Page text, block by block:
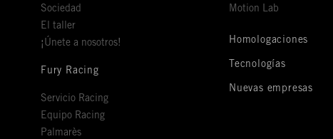
Sociedad
El taller
¡Únete a nosotros!
Fury Racing
Servicio Racing
Equipo Racing
Palmarès
Motion Lab
Homologaciones
Tecnologías
Nuevas empresas